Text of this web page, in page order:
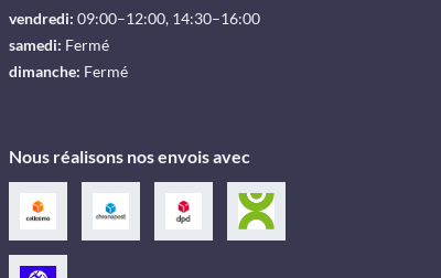
vendredi: 09:00–12:00, 14:30–16:00
samedi: Fermé
dimanche: Fermé
Nous réalisons nos envois avec